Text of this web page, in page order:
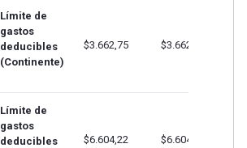
Límite de
gastos
deducibles
(Continente)
$3.662,75 $3.662,75
Límite de
gastos
deducibles
$6.604,22 $6.604,22